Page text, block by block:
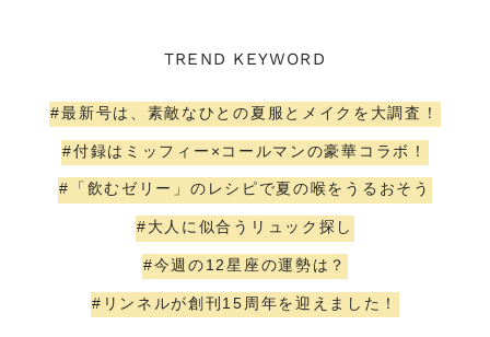
TREND KEYWORD
#最新号は、素敵なひとの夏服とメイクを大調査！
#付録はミッフィー×コールマンの豪華コラボ！
#「飲むゼリー」のレシピで夏の喉をうるおそう
#大人に似合うリュック探し
#今週の12星座の運勢は？
#リンネルが創刊15周年を迎えました！